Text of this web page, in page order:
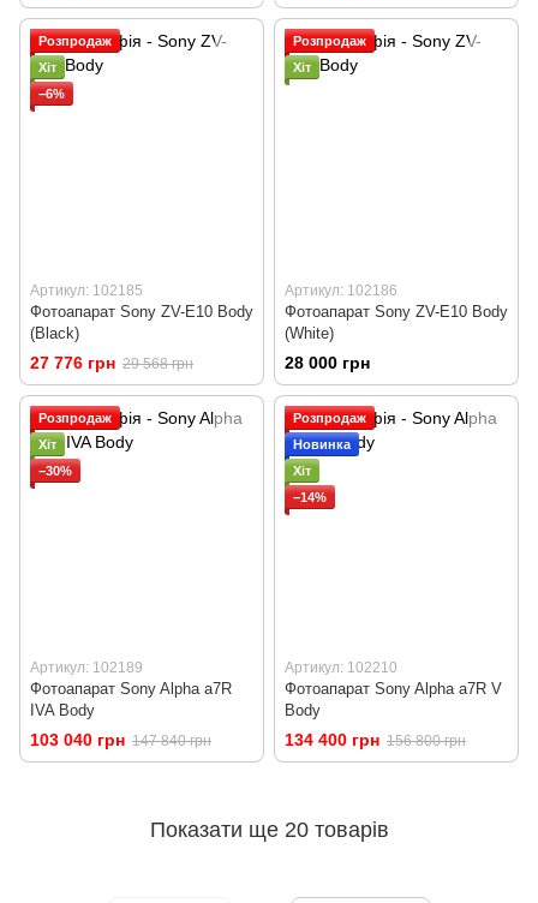
Розпродаж
Хіт
−6%
Артикул: 102185
Фотоапарат Sony ZV-E10 Body
(Black)
27 776 грн 29 568 грн
Розпродаж
Хіт
Артикул: 102186
Фотоапарат Sony ZV-E10 Body
(White)
28 000 грн
Розпродаж
Хіт
−30%
Артикул: 102189
Фотоапарат Sony Alpha a7R
IVA Body
103 040 грн 147 840 грн
Розпродаж
Новинка
Хіт
−14%
Артикул: 102210
Фотоапарат Sony Alpha a7R V
Body
134 400 грн 156 800 грн
Показати ще 20 товарів